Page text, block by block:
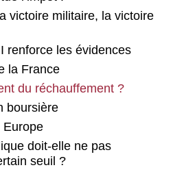
nature
et totalitarismes
écologique et le politique
comme force
l’opposition
perspective
et altermondialiste
la nature, éviter le
compromis à droite,
pour la gauche
de bifurquer
centrale : En
habits du commun
victoire militaire, la victoire
renforce les évidences
la France
du réchauffement ?
boursière
Europe
doit-elle ne pas
seuil ?